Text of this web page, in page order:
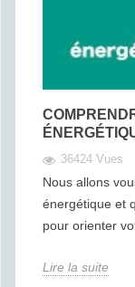
36424 Vues
Nous allons
énergétique et
pour orienter
Lire la suite